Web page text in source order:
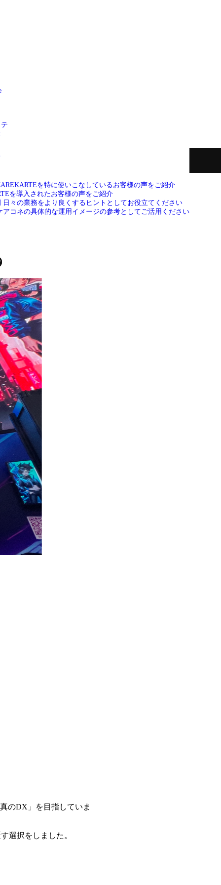
を特に使いこなしているお客様の声をご紹介
を導入されたお客様の声をご紹介
日々の業務をより良くするヒントとしてお役立てください
アコネの具体的な運用イメージの参考としてご活用ください
のDX」を目指していま
選択をしました。